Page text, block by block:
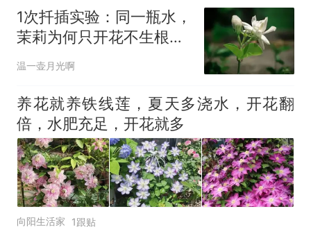
1次扦插实验：同一瓶水，
茉莉为何只开花不生根？
这像极了人生
温一壶月光啊
养花就养铁线莲，夏天多浇水，开花翻
倍，水肥充足，开花就多
向阳生活家 1跟贴